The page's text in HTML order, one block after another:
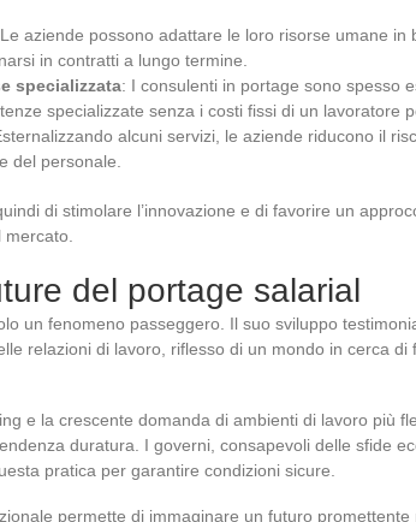
aziende possono adattare le loro risorse umane in
in contratti a lungo termine.
specializzata: I consulenti in portage sono spesso
specializzate senza i costi fissi di un lavoratore
alcuni servizi, le aziende riducono il
del personale.
di stimolare l’innovazione e di favorire un
del portage salarial
un fenomeno passeggero. Il suo sviluppo
relazioni di lavoro, riflesso di un mondo in cerca di
e la crescente domanda di ambienti di lavoro più
duratura. I governi, consapevoli delle sfide
pratica per garantire condizioni sicure.
permette di immaginare un futuro promettente